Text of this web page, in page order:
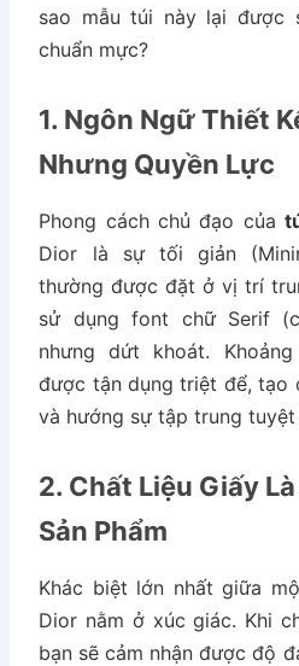
sao mẫu túi này lại được
chuẩn mực?
1. Ngôn Ngữ Thiết
Nhưng Quyền Lực
Phong cách chủ đạo của
Dior là sự tối giản
thường được đặt ở vị trí
sử dụng font chữ Serif
nhưng dứt khoát.
được tận dụng triệt để, tạo
và hướng sự tập trung
2. Chất Liệu Giấy
Sản Phẩm
Khác biệt lớn nhất giữa
Dior nằm ở xúc giác. Khi
bạn sẽ cảm nhận được độ